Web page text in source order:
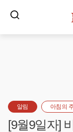
알림 아침의
[9월9일자]